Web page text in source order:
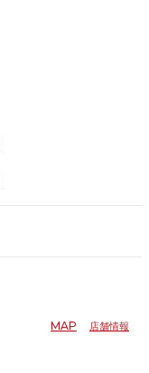
MAP 店舗情報